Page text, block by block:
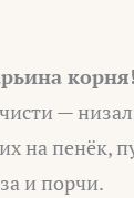
корня!
—
на пенёк,
и порчи.